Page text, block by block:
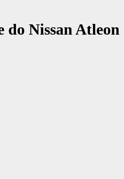
Nissan Atleon